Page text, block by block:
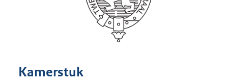
Kamerstuk